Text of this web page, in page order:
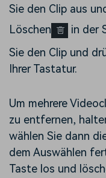
Sie den Clip aus
Löschen
in der
Sie den Clip und
Ihrer Tastatur.
Um mehrere
zu entfernen,
wählen Sie dann
dem Auswählen
Taste los und